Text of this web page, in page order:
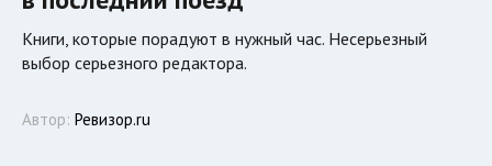
Книги, которые порадуют в нужный час. Несерьезный
выбор серьезного редактора.
Автор: Ревизор.ru